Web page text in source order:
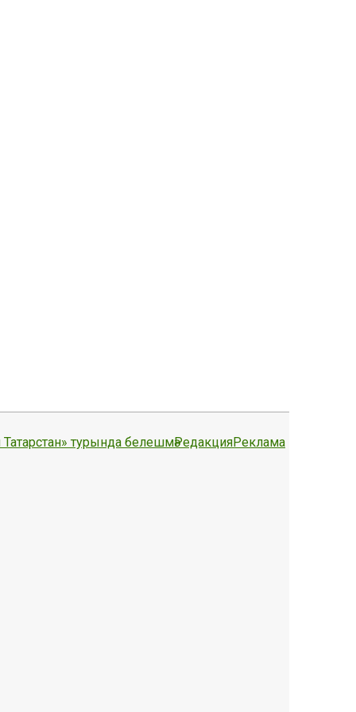
турында белешмәРедакцияРеклама